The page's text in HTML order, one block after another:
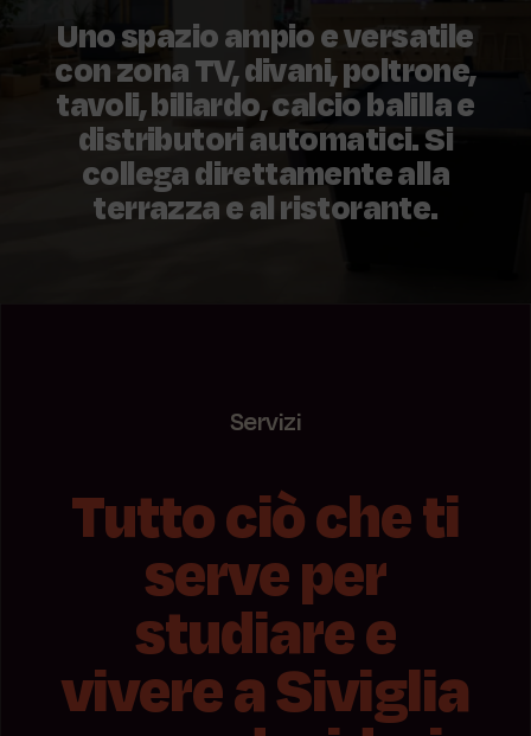
Uno spazio ampio e versatile
con zona TV, divani, poltrone,
tavoli, biliardo, calcio balilla e
distributori automatici. Si
collega direttamente alla
terrazza e al ristorante.
Servizi
Tutto ciò che ti
serve per
studiare e
vivere a Siviglia